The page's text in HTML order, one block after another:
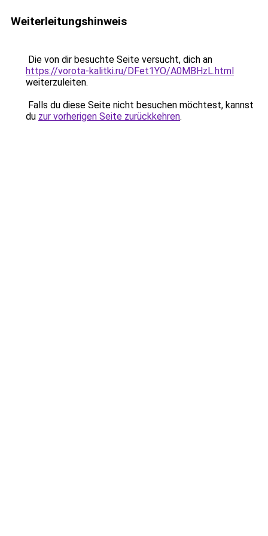
Weiterleitungshinweis
Die von dir besuchte Seite versucht, dich an
https://vorota-kalitki.ru/DFet1YO/A0MBHzL.html
weiterzuleiten.
Falls du diese Seite nicht besuchen möchtest, kannst
du zur vorherigen Seite zurückkehren.